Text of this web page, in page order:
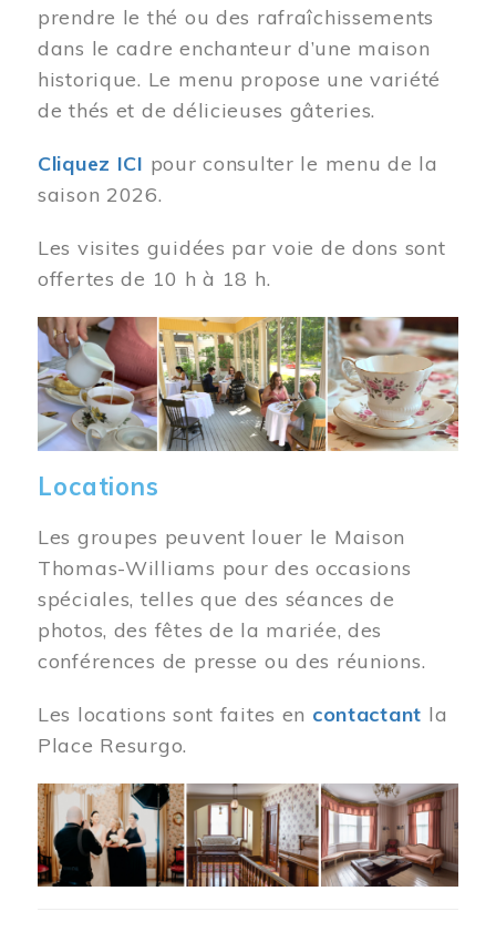
prendre le thé ou des rafraîchissements
dans le cadre enchanteur d’une maison
historique. Le menu propose une variété
de thés et de délicieuses gâteries.
Cliquez ICI pour consulter le menu de la
saison 2026.
Les visites guidées par voie de dons sont
offertes de 10 h à 18 h.
Image
Locations
Les groupes peuvent louer le Maison
Thomas-Williams pour des occasions
spéciales, telles que des séances de
photos, des fêtes de la mariée, des
conférences de presse ou des réunions.
Les locations sont faites en contactant la
Place Resurgo.
Image